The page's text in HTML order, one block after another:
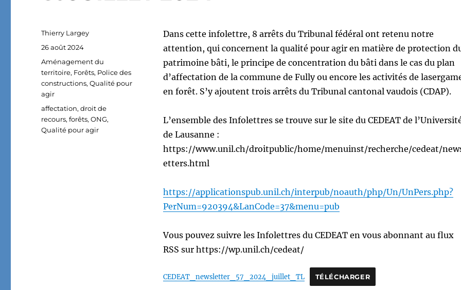
Dans cette infolettre, 8 arrêts du Tribunal fédéral ont retenu notre
attention, qui concernent la qualité pour agir en matière de protection
patrimoine bâti, le principe de concentration du bâti dans le cas du plan
d’affectation de la commune de Fully ou encore les activités de
en forêt. S’y ajoutent trois arrêts du Tribunal cantonal vaudois (CDAP).
L’ensemble des Infolettres se trouve sur le site du CEDEAT de
de Lausanne :
https://www.unil.ch/droitpublic/home/menuinst/recherche/cedeat/
etters.html
https://applicationspub.unil.ch/interpub/noauth/php/Un/UnPers.php?
PerNum=920394&LanCode=37&menu=pub
Vous pouvez suivre les Infolettres du CEDEAT en vous abonnant au flux
RSS sur https://wp.unil.ch/cedeat/
CEDEAT_newsletter_57_2024_juillet_TL TÉLÉCHARGER
Auteur
Thierry Largey
Publié
26 août 2024
Catégories
Aménagement du
territoire, Forêts, Police des
constructions,Qualité pour
agir
Étiquettes
affectation,droit de
recours,forêts,ONG,
Qualité pour agir